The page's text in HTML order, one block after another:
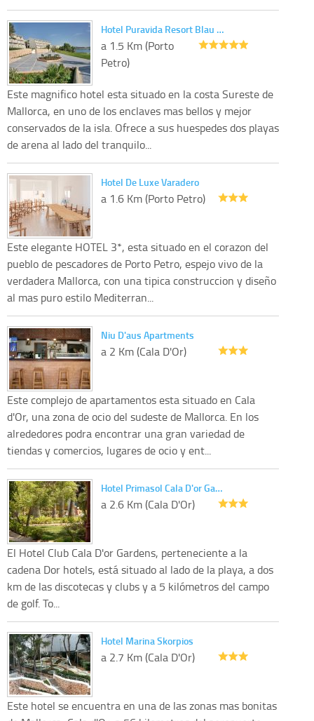
Hotel Puravida Resort Blau …
a 1.5 Km (Porto
Petro)
Este magnifico hotel esta situado en la costa Sureste de
Mallorca, en uno de los enclaves mas bellos y mejor
conservados de la isla. Ofrece a sus huespedes dos playas
de arena al lado del tranquilo...
Hotel De Luxe Varadero
a 1.6 Km (Porto Petro)
Este elegante HOTEL 3*, esta situado en el corazon del
pueblo de pescadores de Porto Petro, espejo vivo de la
verdadera Mallorca, con una tipica construccion y diseño
al mas puro estilo Mediterran...
Niu D'aus Apartments
a 2 Km (Cala D'Or)
Este complejo de apartamentos esta situado en Cala
d'Or, una zona de ocio del sudeste de Mallorca. En los
alrededores podra encontrar una gran variedad de
tiendas y comercios, lugares de ocio y ent...
Hotel Primasol Cala D'or Ga…
a 2.6 Km (Cala D'Or)
El Hotel Club Cala D'or Gardens, perteneciente a la
cadena Dor hotels, está situado al lado de la playa, a dos
km de las discotecas y clubs y a 5 kilómetros del campo
de golf. To...
Hotel Marina Skorpios
a 2.7 Km (Cala D'Or)
Este hotel se encuentra en una de las zonas mas bonitas